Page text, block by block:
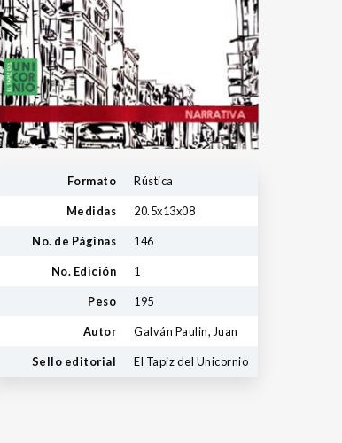
Formato Rústica
Medidas 20.5x13x08
No. de Páginas 146
No. Edición 1
Peso 195
Autor Galván Paulin, Juan
Sello editorial El Tapiz del Unicornio